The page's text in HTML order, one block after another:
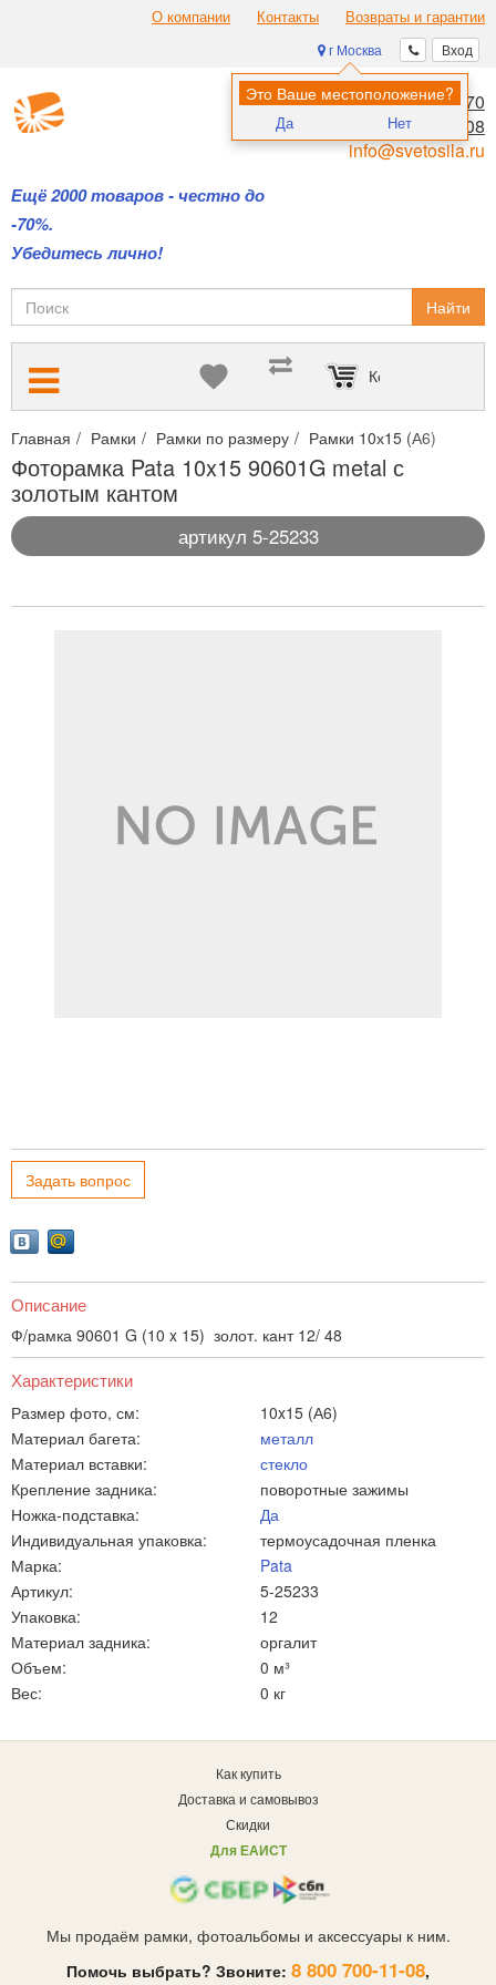
О компании Контакты Возвраты и гарантии
Вход
г Москва
Это Ваше местоположение?
Да Нет
Ещё 2000 товаров - честно до
-70%.
Убедитесь лично!
8 (495) 970-00-70
8 (800) 700-11-08
info@svetosila.ru
Найти
Корзина пуста
Главная Рамки Рамки по размеру Рамки 10х15 (А6)
Фоторамка Pata 10x15 90601G metal с
золотым кантом
артикул 5-25233
Задать вопрос
Описание
Ф/рамка 90601 G (10 x 15) золот. кант 12/ 48
Характеристики
Размер фото, см:
10x15 (А6)
Материал багета:
металл
Материал вставки:
стекло
Крепление задника:
поворотные зажимы
Ножка-подставка:
Да
Индивидуальная упаковка:
термоусадочная пленка
Марка:
Pata
Артикул:
5-25233
Упаковка:
12
Материал задника:
оргалит
Объем:
0 м³
Вес:
0 кг
Как купить
Доставка и самовывоз
Скидки
Для ЕАИСТ
Мы продаём рамки, фотоальбомы и аксессуары к ним.
Помочь выбрать? Звоните: 8 800 700-11-08,